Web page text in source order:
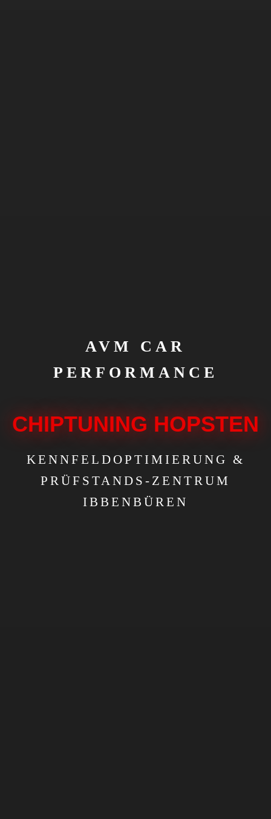
AVM CAR
PERFORMANCE
CHIPTUNING HOPSTEN
KENNFELDOPTIMIERUNG &
PRÜFSTANDS-ZENTRUM
IBBENBÜREN